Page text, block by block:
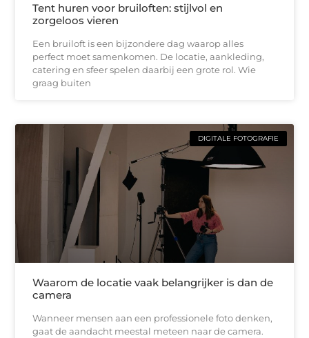
Tent huren voor bruiloften: stijlvol en
zorgeloos vieren
Een bruiloft is een bijzondere dag waarop alles
perfect moet samenkomen. De locatie, aankleding,
catering en sfeer spelen daarbij een grote rol. Wie
graag buiten
DIGITALE FOTOGRAFIE
Waarom de locatie vaak belangrijker is dan de
camera
Wanneer mensen aan een professionele foto denken,
gaat de aandacht meestal meteen naar de camera.